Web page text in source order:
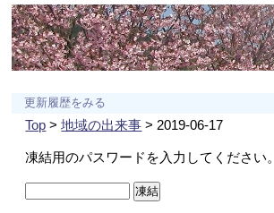
更新履歴をみる
Top >地域の出来事 > 2019-06-17
凍結用のパスワードを入力してください。